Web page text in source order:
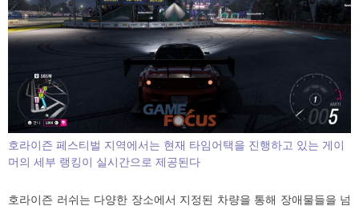
호라이즌 페스티벌 지역에서는 현재 타임어택을 진행하고 있는 게이
머의 세부 랭킹이 실시간으로 제공된다
호라이즌 러쉬는 다양한 장소에서 지정된 차량을 통해 장애물들을 넘